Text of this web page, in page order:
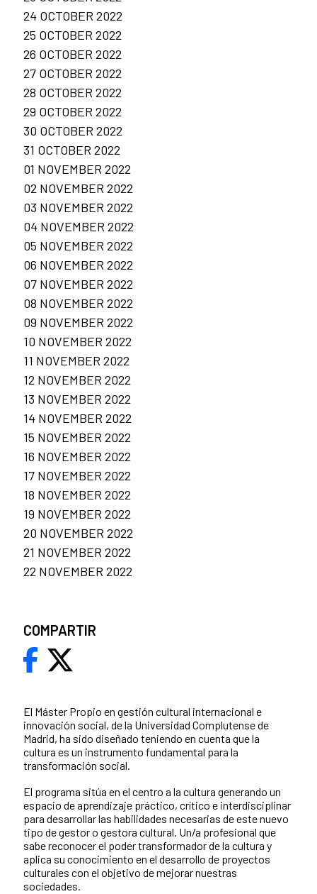
El Máster Propio en gestión cultural internacional e
innovación social, de la Universidad Complutense de
Madrid, ha sido diseñado teniendo en cuenta que la
cultura es un instrumento fundamental para la
transformación social.
El programa sitúa en el centro a la cultura generando un
espacio de aprendizaje práctico, crítico e interdisciplinar
para desarrollar las habilidades necesarias de este nuevo
tipo de gestor o gestora cultural. Un/a profesional que
sabe reconocer el poder transformador de la cultura y
aplica su conocimiento en el desarrollo de proyectos
culturales con el objetivo de mejorar nuestras
sociedades.
24 OCTOBER 2022
25 OCTOBER 2022
26 OCTOBER 2022
27 OCTOBER 2022
28 OCTOBER 2022
29 OCTOBER 2022
30 OCTOBER 2022
31 OCTOBER 2022
01 NOVEMBER 2022
02 NOVEMBER 2022
03 NOVEMBER 2022
04 NOVEMBER 2022
05 NOVEMBER 2022
06 NOVEMBER 2022
07 NOVEMBER 2022
08 NOVEMBER 2022
09 NOVEMBER 2022
10 NOVEMBER 2022
11 NOVEMBER 2022
12 NOVEMBER 2022
13 NOVEMBER 2022
14 NOVEMBER 2022
15 NOVEMBER 2022
16 NOVEMBER 2022
17 NOVEMBER 2022
18 NOVEMBER 2022
19 NOVEMBER 2022
20 NOVEMBER 2022
21 NOVEMBER 2022
22 NOVEMBER 2022
COMPARTIR